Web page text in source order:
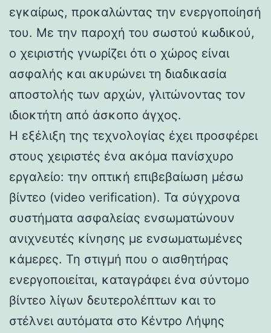
εγκαίρως, προκαλώντας την ενεργοποίησή
του. Με την παροχή του σωστού κωδικού,
ο χειριστής γνωρίζει ότι ο χώρος είναι
ασφαλής και ακυρώνει τη διαδικασία
αποστολής των αρχών, γλιτώνοντας τον
ιδιοκτήτη από άσκοπο άγχος.
Η εξέλιξη της τεχνολογίας έχει προσφέρει
στους χειριστές ένα ακόμα πανίσχυρο
εργαλείο: την οπτική επιβεβαίωση μέσω
βίντεο (video verification). Τα σύγχρονα
συστήματα ασφαλείας ενσωματώνουν
ανιχνευτές κίνησης με ενσωματωμένες
κάμερες. Τη στιγμή που ο αισθητήρας
ενεργοποιείται, καταγράφει ένα σύντομο
βίντεο λίγων δευτερολέπτων και το
στέλνει αυτόματα στο Κέντρο Λήψης